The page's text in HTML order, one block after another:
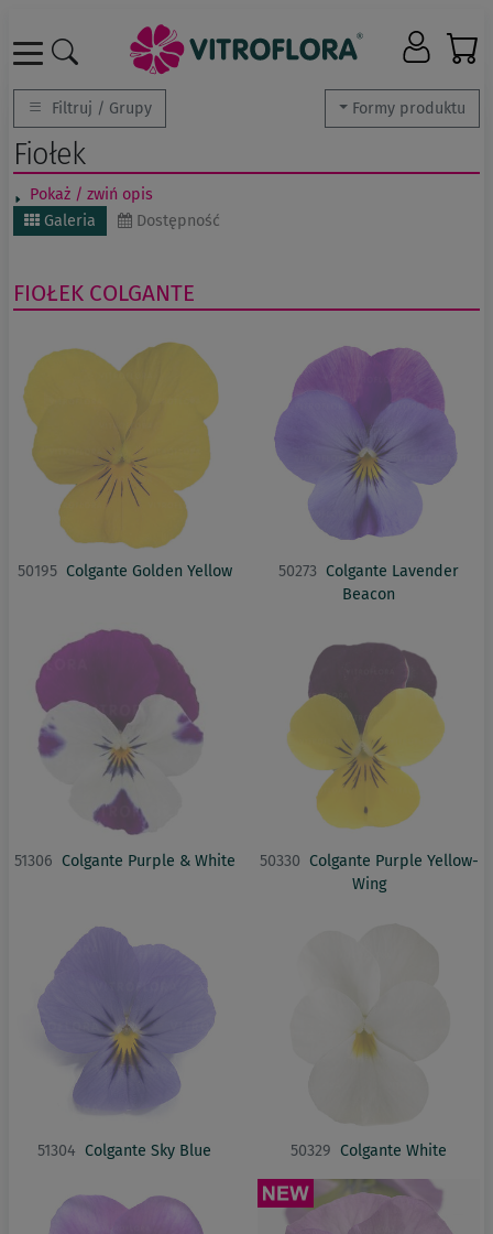
Formy produktu
Filtruj / Grupy
Fiołek
Pokaż / zwiń opis
Galeria
Dostępność
FIOŁEK COLGANTE
50195 Colgante Golden Yellow 50273 Colgante Lavender
Beacon
51306 Colgante Purple & White 50330 Colgante Purple Yellow-
Wing
51304 Colgante Sky Blue 50329 Colgante White